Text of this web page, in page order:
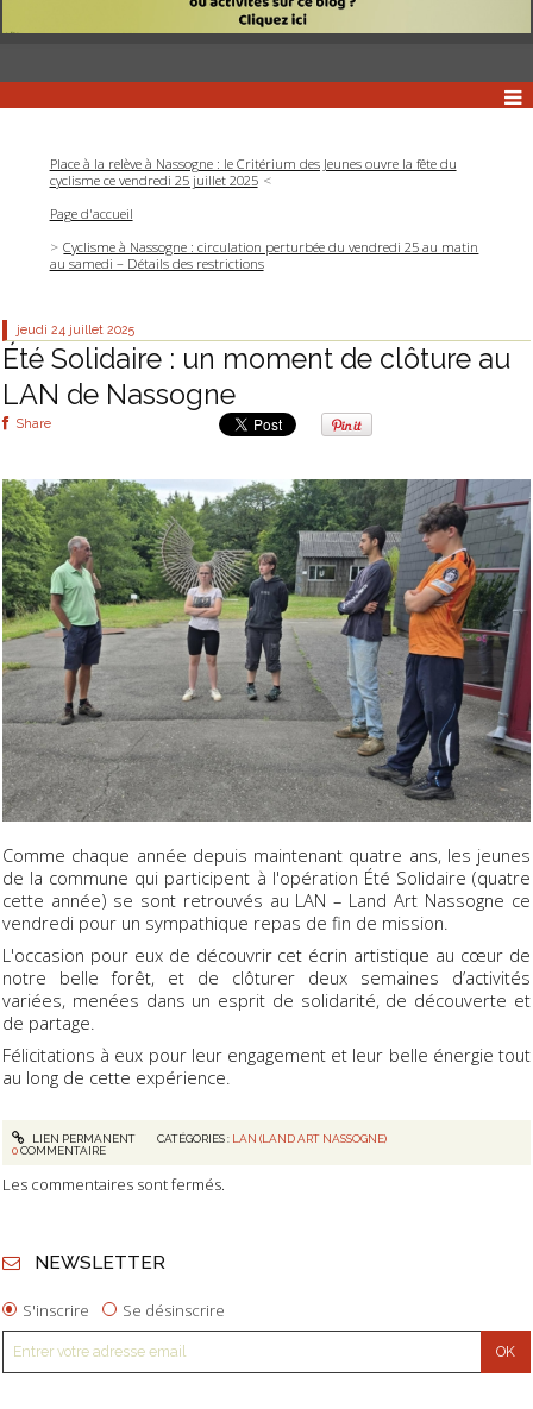
Place à la relève à Nassogne : le Critérium des Jeunes ouvre la fête du
cyclisme ce vendredi 25 juillet 2025
Page d'accueil
Cyclisme à Nassogne : circulation perturbée du vendredi 25 au matin
au samedi – Détails des restrictions
jeudi 24 juillet 2025
Été Solidaire : un moment de clôture au
LAN de Nassogne
Share
Comme chaque année depuis maintenant quatre ans, les jeunes
de la commune qui participent à l'opération Été Solidaire (quatre
cette année) se sont retrouvés au LAN – Land Art Nassogne ce
vendredi pour un sympathique repas de fin de mission.
L'occasion pour eux de découvrir cet écrin artistique au cœur de
notre belle forêt, et de clôturer deux semaines d’activités
variées, menées dans un esprit de solidarité, de découverte et
de partage.
Félicitations à eux pour leur engagement et leur belle énergie tout
au long de cette expérience.
LIEN PERMANENT CATÉGORIES : LAN (LAND ART NASSOGNE)
0COMMENTAIRE
Les commentaires sont fermés.
NEWSLETTER
S'inscrire Se désinscrire